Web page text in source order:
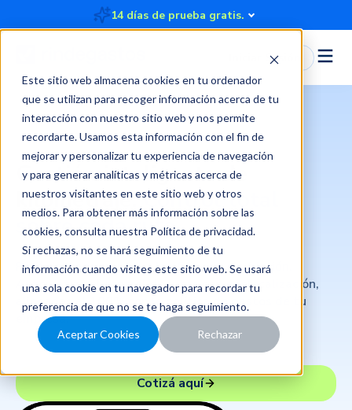
Este sitio web almacena cookies en tu ordenador
que se utilizan para recoger información acerca de tu
interacción con nuestro sitio web y nos permite
recordarte. Usamos esta información con el fin de
mejorar y personalizar tu experiencia de navegación
y para generar analíticas y métricas acerca de
nuestros visitantes en este sitio web y otros
medios. Para obtener más información sobre las
cookies, consulta nuestra Política de privacidad.
Si rechazas, no se hará seguimiento de tu
información cuando visites este sitio web. Se usará
una sola cookie en tu navegador para recordar tu
preferencia de que no se te haga seguimiento.
Aceptar Cookies Rechazar
14 días de prueba gratis.
Iniciar Sesión
Gestión inteligente de
kilometraje:Control total
sobre cada ruta
Pasá del caos manual a la eficiencia sin fricción.
Automatizá el controlde rutas con geolocalización,
alineadas al 100% con la política degastos de tu
empresa.
Cotizá aquí